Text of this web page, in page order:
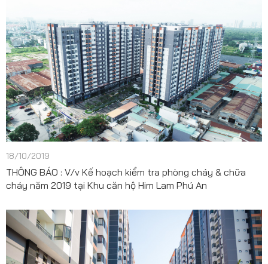
18/10/2019
THÔNG BÁO : V/v Kế hoạch kiểm tra phòng cháy & chữa
cháy năm 2019 tại Khu căn hộ Him Lam Phú An